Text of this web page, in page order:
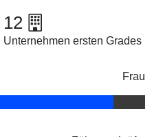
12
Unternehmen ersten Grades
Frau